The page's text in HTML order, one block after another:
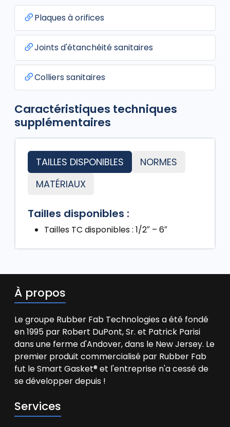
Plaques à orifices
Joints d'étanchéité sanitaires
Colliers sanitaires
Caractéristiques techniques
supplémentaires
TAILLES DISPONIBLES
NORMES
MATÉRIAUX
Tailles disponibles :
Tailles TC disponibles : 1/2″ – 6″
À propos
Le groupe Rubber Fab Technologies a été fondé
en 1995 par Robert DuPont, Sr. et Patrick Parisi
dans une ferme d'Andover, dans le New Jersey. Le
premier produit commercialisé par Rubber Fab
fut le Smart Gasket® et l'entreprise n'a cessé de
se développer depuis !
Services